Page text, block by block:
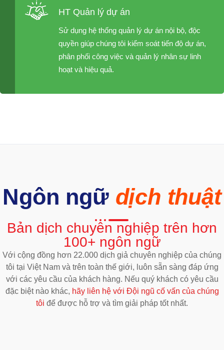
HT Quản lý dự án
Sử dụng hệ thống quản lý dự án nội bộ, độc
quyền giúp chúng tôi kiểm soát tiến độ dự án,
phân phối công việc và quản lý nhân sự linh
hoạt và hiệu quả.
Ngôn ngữ dịch thuật
Bản dịch chuyên nghiệp trên hơn
100+ ngôn ngữ
Với cộng đồng hơn 22.000 dịch giả chuyên nghiệp của chúng
tôi tại Việt Nam và trên toàn thế giới, luôn sẵn sàng đáp ứng
với các yêu cầu của khách hàng. Nếu quý khách có yêu cầu
đặc biệt nào khác, hãy liên hệ với Đội ngũ cố vấn của chúng
tôi để được hỗ trợ và tìm giải pháp tốt nhất.